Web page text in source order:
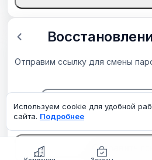
Используем cookie для удобной
сайта. Подробнее
Отправим ссылку для смены
Email
Отправить